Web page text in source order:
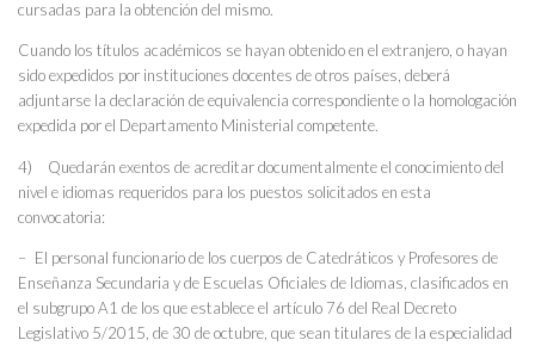
cursadas para la obtención del mismo.
Cuando los títulos académicos se hayan obtenido en el extranjero, o hayan
sido expedidos por instituciones docentes de otros países, deberá
adjuntarse la declaración de equivalencia correspondiente o la homologación
expedida por el Departamento Ministerial competente.
4) Quedarán exentos de acreditar documentalmente el conocimiento del
nivel e idiomas requeridos para los puestos solicitados en esta
convocatoria:
– El personal funcionario de los cuerpos de Catedráticos y Profesores de
Enseñanza Secundaria y de Escuelas Oficiales de Idiomas, clasificados en
el subgrupo A1 de los que establece el artículo 76 del Real Decreto
Legislativo 5/2015, de 30 de octubre, que sean titulares de la especialidad